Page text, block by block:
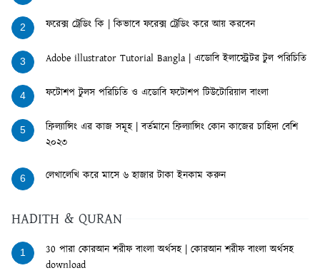
2 ফরেক্স ট্রেডিং কি | কিভাবে ফরেক্স ট্রেডিং করে আয় করবেন
3 Adobe illustrator Tutorial Bangla | এডোবি ইলাস্ট্রেটর টুল পরিচিতি
4 ফটোশপ টুলস পরিচিতি ও এডোবি ফটোশপ টিউটোরিয়াল বাংলা
5
ফ্রিল্যান্সিং এর কাজ সমূহ | বর্তমানে ফ্রিল্যান্সিং কোন কাজের চাহিদা বেশি
২০২৩
6 লেখালেখি করে মাসে ৬ হাজার টাকা ইনকাম করুন
HADITH & QURAN
1
30 পারা কোরআন শরীফ বাংলা অর্থসহ | কোরআন শরীফ বাংলা অর্থসহ
download